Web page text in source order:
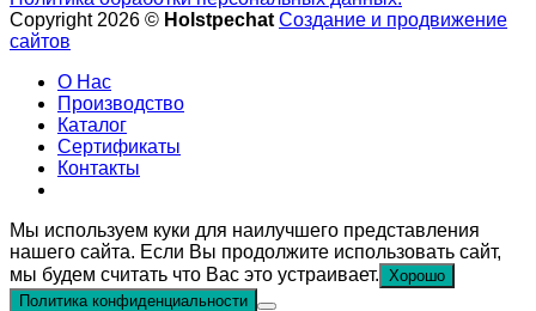
Copyright 2026 © Holstpechat Создание и продвижение
сайтов
О Нас
Производство
Каталог
Сертификаты
Контакты
Мы используем куки для наилучшего представления
нашего сайта. Если Вы продолжите использовать сайт,
мы будем считать что Вас это устраивает. Хорошо
Политика конфиденциальности